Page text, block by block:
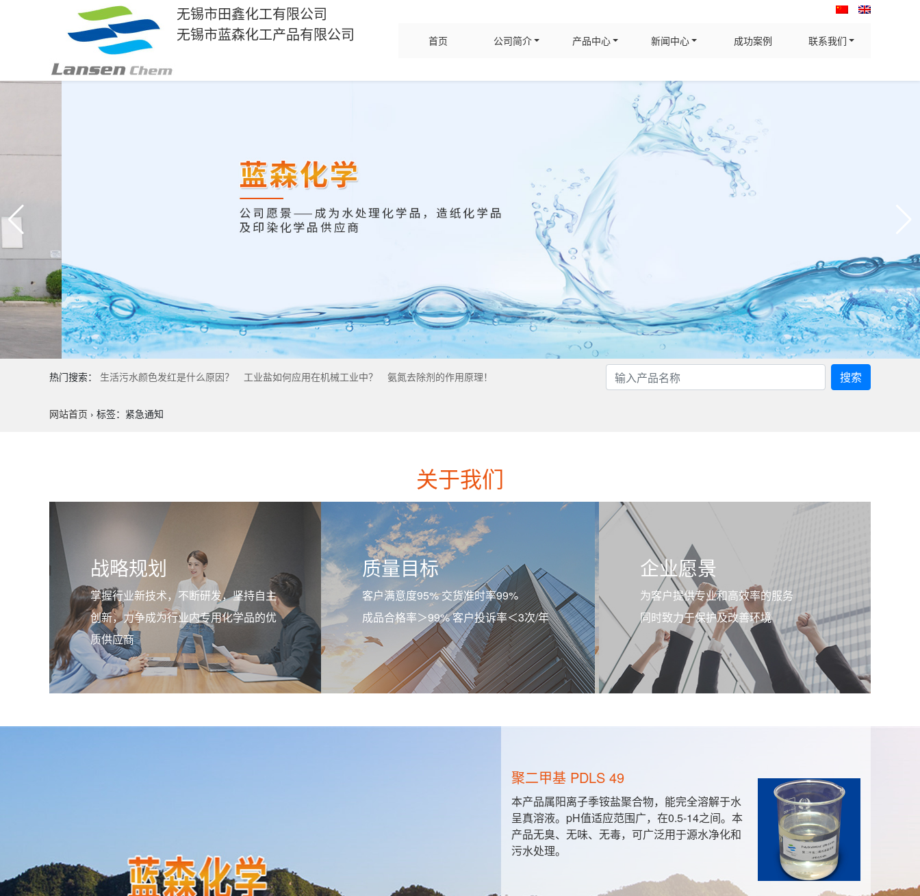
无锡市田鑫化工有限公司
无锡市蓝森化工产品有限公司
首页 公司简介 产品中心 新闻中心 成功案例 联系我们
热门搜索： 生活污水颜色发红是什么原因？ 工业盐如何应用在机械工业中？ 氨氮去除剂的作用原理！ 搜索
网站首页 › 标签：紧急通知
关于我们
战略规划
掌握行业新技术，不断研发，坚持自主
创新，力争成为行业内专用化学品的优
质供应商
质量目标
客户满意度95% 交货准时率99%
成品合格率＞99% 客户投诉率＜3次/年
企业愿景
为客户提供专业和高效率的服务
同时致力于保护及改善环境
聚二甲基 PDLS 49
本产品属阳离子季铵盐聚合物，能完全溶解于水
呈真溶液。pH值适应范围广，在0.5-14之间。本
产品无臭、无味、无毒，可广泛用于源水净化和
污水处理。